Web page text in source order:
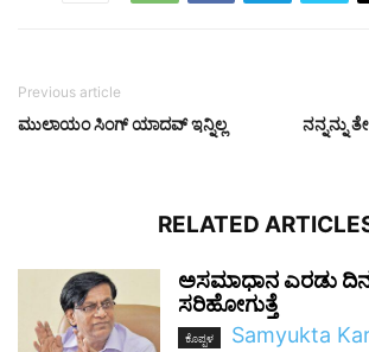
Previous article
ಮುಲಾಯಂ ಸಿಂಗ್ ಯಾದವ್ ಇನ್ನಿಲ್ಲ
ನನ್ನನ್ನು
RELATED
ಅಸಮಾಧಾನ ಎರಡು
ಸರಿಹೋಗುತ್ತೆ
ಕೊಪ್ಪಳ Samyukta